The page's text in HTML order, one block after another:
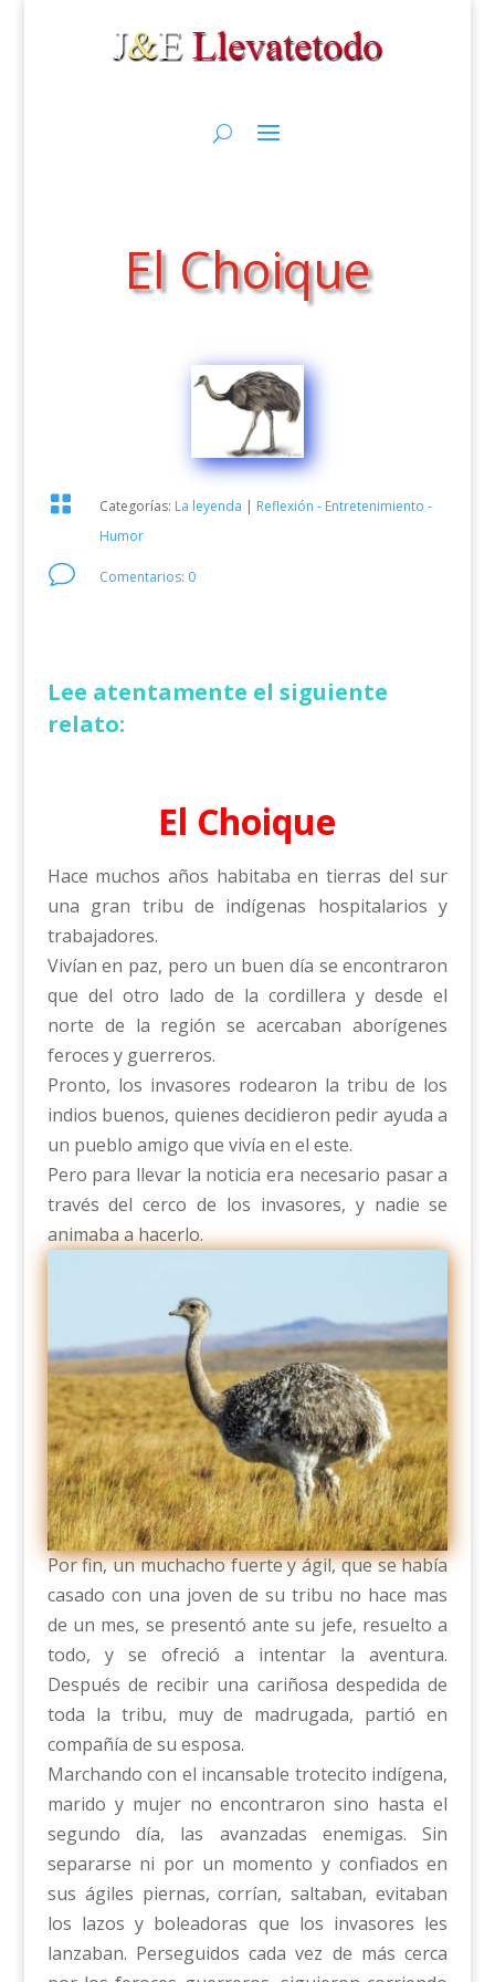
El Choique
 Categorías: La leyenda | Reflexión - Entretenimiento -
Humor
v Comentarios: 0
Lee atentamente el siguiente
relato:
El Choique
Hace muchos años habitaba en tierras del sur
una gran tribu de indígenas hospitalarios y
trabajadores.
Vivían en paz, pero un buen día se encontraron
que del otro lado de la cordillera y desde el
norte de la región se acercaban aborígenes
feroces y guerreros.
Pronto, los invasores rodearon la tribu de los
indios buenos, quienes decidieron pedir ayuda a
un pueblo amigo que vivía en el este.
Pero para llevar la noticia era necesario pasar a
través del cerco de los invasores, y nadie se
animaba a hacerlo.
Por fin, un muchacho fuerte y ágil, que se había
casado con una joven de su tribu no hace mas
de un mes, se presentó ante su jefe, resuelto a
todo, y se ofreció a intentar la aventura.
Después de recibir una cariñosa despedida de
toda la tribu, muy de madrugada, partió en
compañía de su esposa.
Marchando con el incansable trotecito indígena,
marido y mujer no encontraron sino hasta el
segundo día, las avanzadas enemigas. Sin
separarse ni por un momento y confiados en
sus ágiles piernas, corrían, saltaban, evitaban
los lazos y boleadoras que los invasores les
lanzaban. Perseguidos cada vez de más cerca